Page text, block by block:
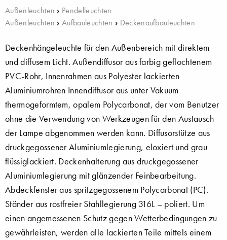
Außenleuchten › Pendelleuchten
Außenleuchten ›Aufbauleuchten › Deckenaufbauleuchten
Deckenhängeleuchte für den Außenbereich mit direktem
und diffusem Licht. Außendiffusor aus farbig geflochtenem
PVC-Rohr, Innenrahmen aus Polyester lackierten
Aluminiumrohren Innendiffusor aus unter Vakuum
thermogeformtem, opalem Polycarbonat, der vom Benutzer
ohne die Verwendung von Werkzeugen für den Austausch
der Lampe abgenommen werden kann. Diffusorstütze aus
druckgegossener Aluminiumlegierung, eloxiert und grau
flüssiglackiert. Deckenhalterung aus druckgegossener
Aluminiumlegierung mit glänzender Feinbearbeitung.
Abdeckfenster aus spritzgegossenem Polycarbonat (PC).
Ständer aus rostfreier Stahllegierung 316L – poliert. Um
einen angemessenen Schutz gegen Wetterbedingungen zu
gewährleisten, werden alle lackierten Teile mittels einem